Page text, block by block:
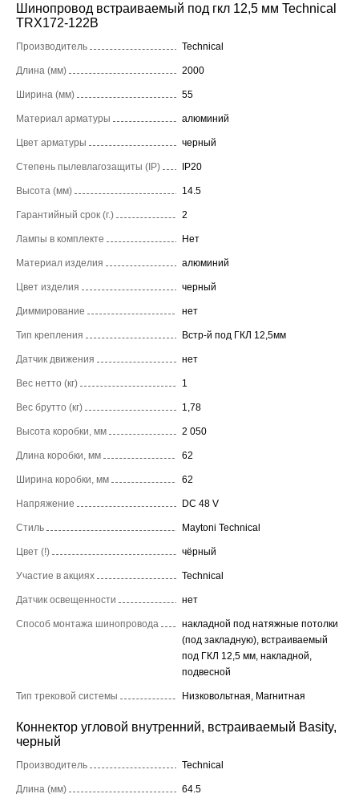
Шинопровод встраиваемый под гкл 12,5 мм Technical
TRX172-122B
Производитель Technical
Длина (мм) 2000
Ширина (мм) 55
Материал арматуры алюминий
Цвет арматуры черный
Степень пылевлагозащиты (IP) IP20
Высота (мм) 14.5
Гарантийный срок (г.) 2
Лампы в комплекте Нет
Материал изделия алюминий
Цвет изделия черный
Диммирование нет
Тип крепления Встр-й под ГКЛ 12,5мм
Датчик движения нет
Вес нетто (кг) 1
Вес брутто (кг) 1,78
Высота коробки, мм 2 050
Длина коробки, мм 62
Ширина коробки, мм 62
Напряжение DC 48 V
Стиль Maytoni Technical
Цвет (!) чёрный
Участие в акциях Technical
Датчик освещенности нет
Способ монтажа шинопровода
накладной под натяжные потолки
(под закладную), встраиваемый
под ГКЛ 12,5 мм, накладной,
подвесной
Тип трековой системы Низковольтная, Магнитная
Коннектор угловой внутренний, встраиваемый Basity,
черный
Производитель Technical
Длина (мм) 64.5